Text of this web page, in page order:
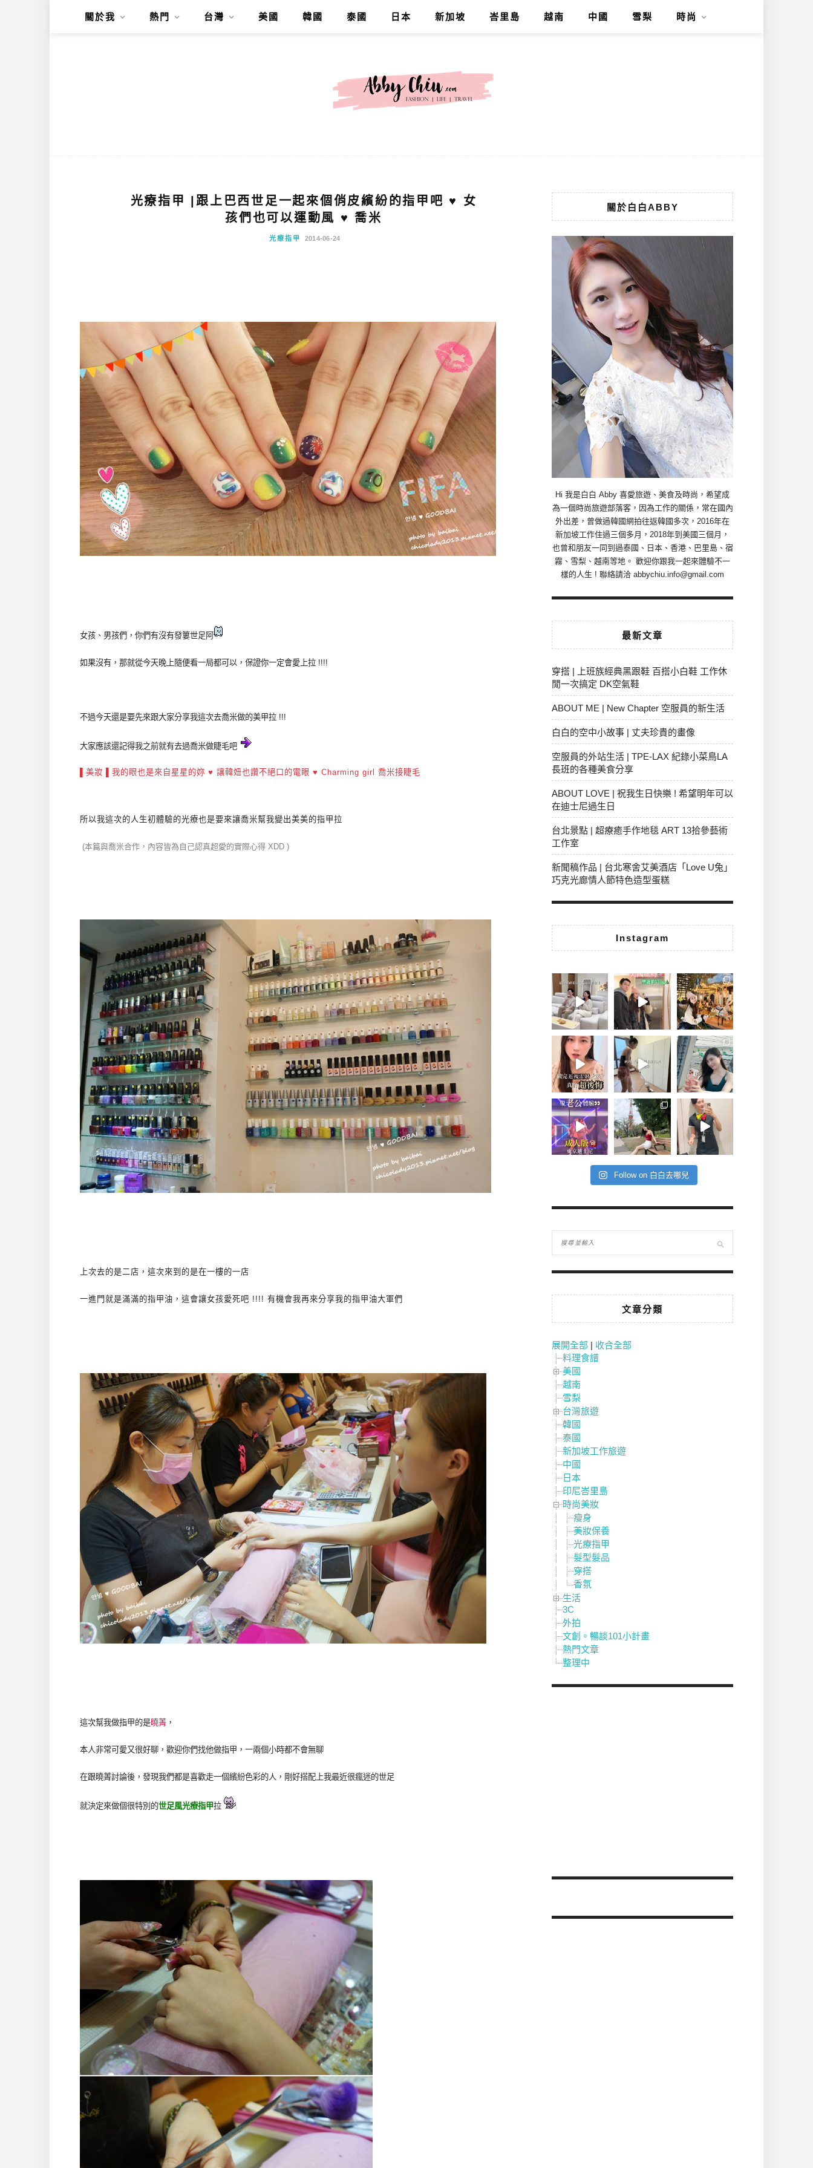
關於我 熱門 台灣 美國 韓國 泰國 日本 新加坡 峇里島 越南 中國 雪梨 時尚
光療指甲 |跟上巴西世足一起來個俏皮繽紛的指甲吧 ♥ 女
孩們也可以運動風 ♥ 喬米
光療指甲 2014-06-24
女孩、男孩們，你們有沒有發簍世足阿
如果沒有，那就從今天晚上隨便看一局都可以，保證你一定會愛上拉 !!!!
不過今天還是要先來跟大家分享我這次去喬米做的美甲拉 !!!
大家應該還記得我之前就有去過喬米做睫毛吧
▌美妝 ▌我的眼也是來自星星的妳 ♥ 讓韓妞也讚不絕口的電眼 ♥ Charming girl 喬米接睫毛
所以我這次的人生初體驗的光療也是要來讓喬米幫我變出美美的指甲拉
(本篇與喬米合作，內容皆為自己認真超愛的實際心得 XDD )
上次去的是二店，這次來到的是在一樓的一店
一進門就是滿滿的指甲油，這會讓女孩愛死吧 !!!! 有機會我再來分享我的指甲油大軍們
這次幫我做指甲的是曉菁 ，
本人非常可愛又很好聊，歡迎你們找他做指甲，一兩個小時都不會無聊
在跟曉菁討論後，發現我們都是喜歡走一個繽紛色彩的人，剛好搭配上我最近很瘋迷的世足
就決定來做個很特別的世足風光療指甲拉
關於白白ABBY
Hi 我是白白 Abby 喜愛旅遊、美食及時尚，希望成
為一個時尚旅遊部落客，因為工作的關係，常在國內
外出差，曾做過韓國網拍往返韓國多次，2016年在
新加坡工作住過三個多月，2018年到美國三個月，
也曾和朋友一同到過泰國、日本、香港、巴里島、宿
霧、雪梨、越南等地。 歡迎你跟我一起來體驗不一
樣的人生 ! 聯絡請洽 abbychiu.info@gmail.com
最新文章
穿搭 | 上班族經典黑跟鞋 百搭小白鞋 工作休
閒一次搞定 DK空氣鞋
ABOUT ME | New Chapter 空服員的新生活
白白的空中小故事 | 丈夫珍貴的畫像
空服員的外站生活 | TPE-LAX 紀錄小菜鳥LA
長班的各種美食分享
ABOUT LOVE | 祝我生日快樂 ! 希望明年可以
在迪士尼過生日
台北景點 | 超療癒手作地毯 ART 13拾參藝術
工作室
新聞稿作品 | 台北寒舍艾美酒店「Love U兔」
巧克光廊情人節特色造型蛋糕
Instagram
Follow on 白白去哪兒
文章分類
展開全部 | 收合全部
料理食譜
美國
越南
雪梨
台灣旅遊
韓國
泰國
新加坡工作旅遊
中國
日本
印尼峇里島
時尚美妝
瘦身
美妝保養
光療指甲
髮型髮品
穿搭
香氛
生活
3C
外拍
文創。暢談101小計畫
熱門文章
整理中